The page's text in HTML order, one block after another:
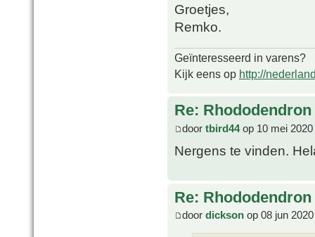
Groetjes,
Remko.
Geïnteresseerd in varens?
Kijk eens op http://
Re:
door tbird44op 10 mei 2020
Nergens te vinden.
Re:
door dickson op 08 jun